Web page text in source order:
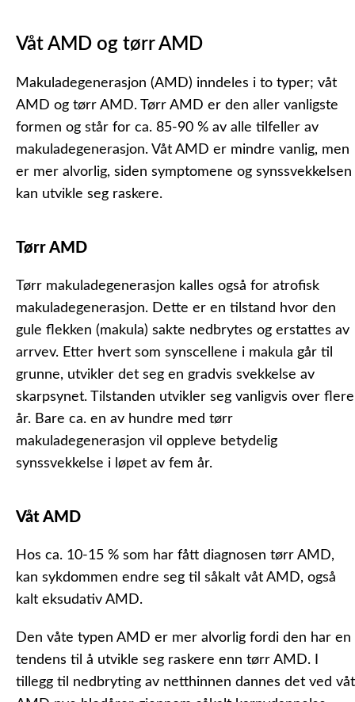
Våt AMD og tørr AMD
Makuladegenerasjon (AMD) inndeles i to typer; våt
AMD og tørr AMD. Tørr AMD er den aller vanligste
formen og står for ca. 85-90 % av alle tilfeller av
makuladegenerasjon. Våt AMD er mindre vanlig, men
er mer alvorlig, siden symptomene og synssvekkelsen
kan utvikle seg raskere.
Tørr AMD
Tørr makuladegenerasjon kalles også for atrofisk
makuladegenerasjon. Dette er en tilstand hvor den
gule flekken (makula) sakte nedbrytes og erstattes av
arrvev. Etter hvert som synscellene i makula går til
grunne, utvikler det seg en gradvis svekkelse av
skarpsynet. Tilstanden utvikler seg vanligvis over flere
år. Bare ca. en av hundre med tørr
makuladegenerasjon vil oppleve betydelig
synssvekkelse i løpet av fem år.
Våt AMD
Hos ca. 10-15 % som har fått diagnosen tørr AMD,
kan sykdommen endre seg til såkalt våt AMD, også
kalt eksudativ AMD.
Den våte typen AMD er mer alvorlig fordi den har en
tendens til å utvikle seg raskere enn tørr AMD. I
tillegg til nedbryting av netthinnen dannes det ved våt